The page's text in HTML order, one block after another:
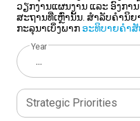
ວຽກງານແຜນງານ ແລະ ອົງກາ
ສະຖານທີ່ເຫຼົ່ານັ້ນ. ສຳລັບຄຳນິຍ
ກະລຸນາເບິ່ງພາກອະທິບາຍຄຳສັ
Year
...
Strategic Priorities